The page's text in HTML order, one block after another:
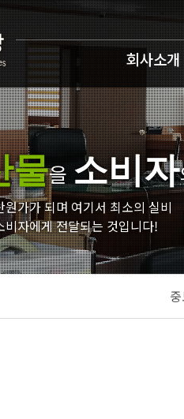
회사소개
물을 소비자
가가 되며 여기서 최소의 실비
자에게 전달되는 것입니다!